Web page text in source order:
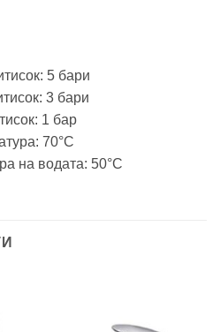
5 бари
3 бари
1 бар
70°C
на водата: 50°C